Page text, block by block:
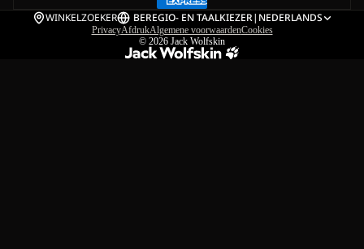
WINKELZOEKER BEREGIO- EN TAALKIEZER| NEDERLANDS
PrivacyAfdrukAlgemene voorwaardenCookies
© 2026 Jack Wolfskin